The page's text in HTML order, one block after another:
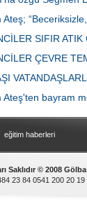
Ateş;
SIFIR ATIK
ÇEVRE
Ateş'ten bayram
eğitim haberleri
Saklıdır © 2008
23 84 0541 200 20